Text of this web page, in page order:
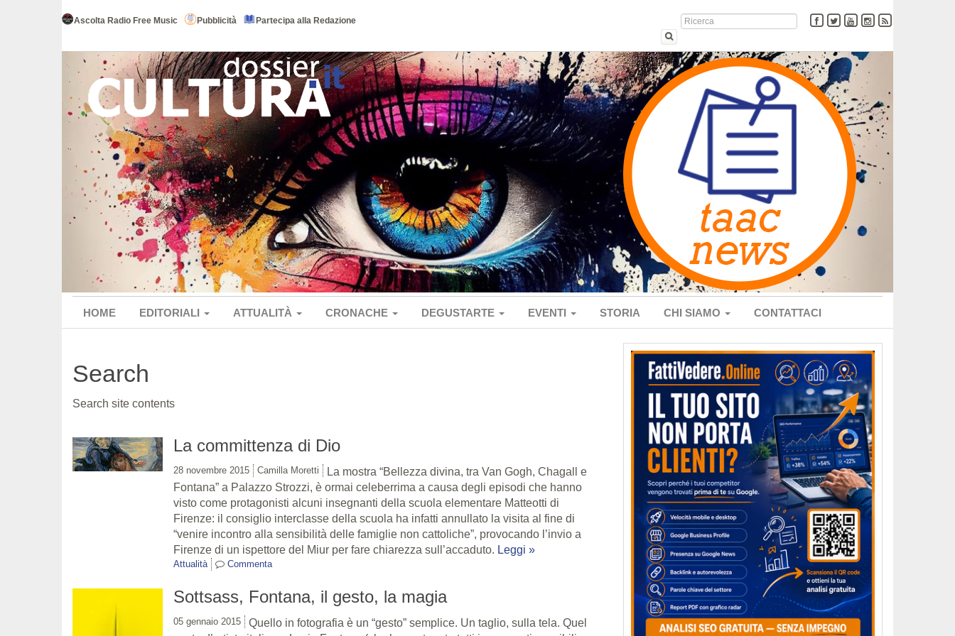
Ascolta Radio Free Music Pubblicità Partecipa alla Redazione
HOME EDITORIALI ATTUALITÀ CRONACHE DEGUSTARTE EVENTI STORIA CHI SIAMO CONTATTACI
Search
Search site contents
La committenza di Dio
28 novembre 2015 Camilla Moretti
La mostra “Bellezza divina, tra Van Gogh, Chagall e
Fontana” a Palazzo Strozzi, è ormai celeberrima a causa degli episodi che hanno
visto come protagonisti alcuni insegnanti della scuola elementare Matteotti di
Firenze: il consiglio interclasse della scuola ha infatti annullato la visita al fine di
“venire incontro alla sensibilità delle famiglie non cattoliche”, provocando l’invio a
Firenze di un ispettore del Miur per fare chiarezza sull’accaduto. Leggi »
Attualità Commenta
Sottsass, Fontana, il gesto, la magia
05 gennaio 2015
Quello in fotografia è un “gesto” semplice. Un taglio, sulla tela. Quel